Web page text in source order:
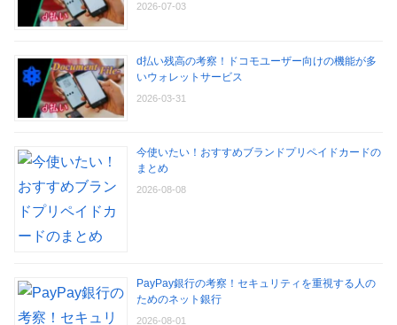
2026-07-03
d払い残高の考察！ドコモユーザー向けの機能が多
いウォレットサービス
2026-03-31
今使いたい！おすすめブランドプリペイドカードの
まとめ
2026-08-08
PayPay銀行の考察！セキュリティを重視する人の
ためのネット銀行
2026-08-01